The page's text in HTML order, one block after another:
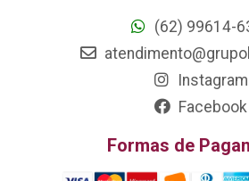
(62) 99614-
Instagram
Facebook
Formas de